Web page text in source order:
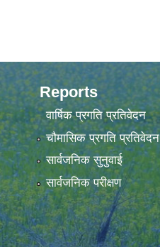
Reports
वार्षिक प्रगति प्रतिवेदन
चौमासिक प्रगति प्रतिवेदन
सार्वजनिक सुनुवाई
सार्वजनिक परीक्षण